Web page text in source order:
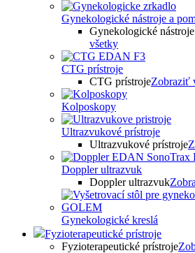
Gynekologické nástroje a
Gynekologické
všetky
CTG prístroje
CTG prístrojeZobraziť
Kolposkopy
Ultrazvukové prístroje
Ultrazvukové prístroje
Doppler ultrazvuk
Doppler ultrazvuk
Gynekologické kreslá
Fyzioterapeutické prístroje
Fyzioterapeutické prístroje